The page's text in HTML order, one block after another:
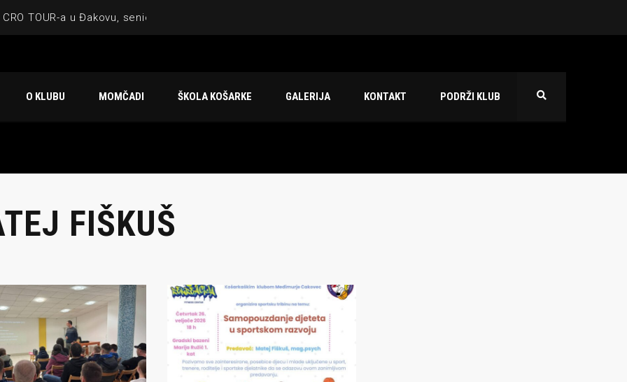
TOUR-a u Đakovu, seniorska ekipa 3×3 osvojila Krbulju
atraktivnu NCAA ekipu OBU Bison
O KLUBU MOMČADI ŠKOLA KOŠARKE GALERIJA KONTAKT PODRŽI KLUB
FIŠKUŠ
OBJAVE
U14 na završnici CRO
MOMČADI
Seniori